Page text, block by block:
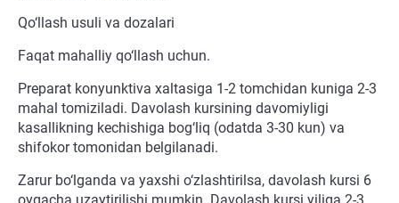
Qo‘llash usuli va dozalari
Faqat mahalliy qo‘llash uchun.
Preparat konyunktiva xaltasiga 1-2 tomchidan kuniga 2-3
mahal tomiziladi. Davolash kursining davomiyligi
kasallikning kechishiga bog‘liq (odatda 3-30 kun) va
shifokor tomonidan belgilanadi.
Zarur bo‘lganda va yaxshi o‘zlashtirilsa, davolash kursi 6